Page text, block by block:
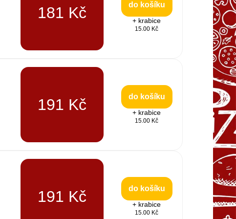
181 Kč do košíku
+ krabice
15.00 Kč
191 Kč do košíku
+ krabice
15.00 Kč
191 Kč do košíku
+ krabice
15.00 Kč